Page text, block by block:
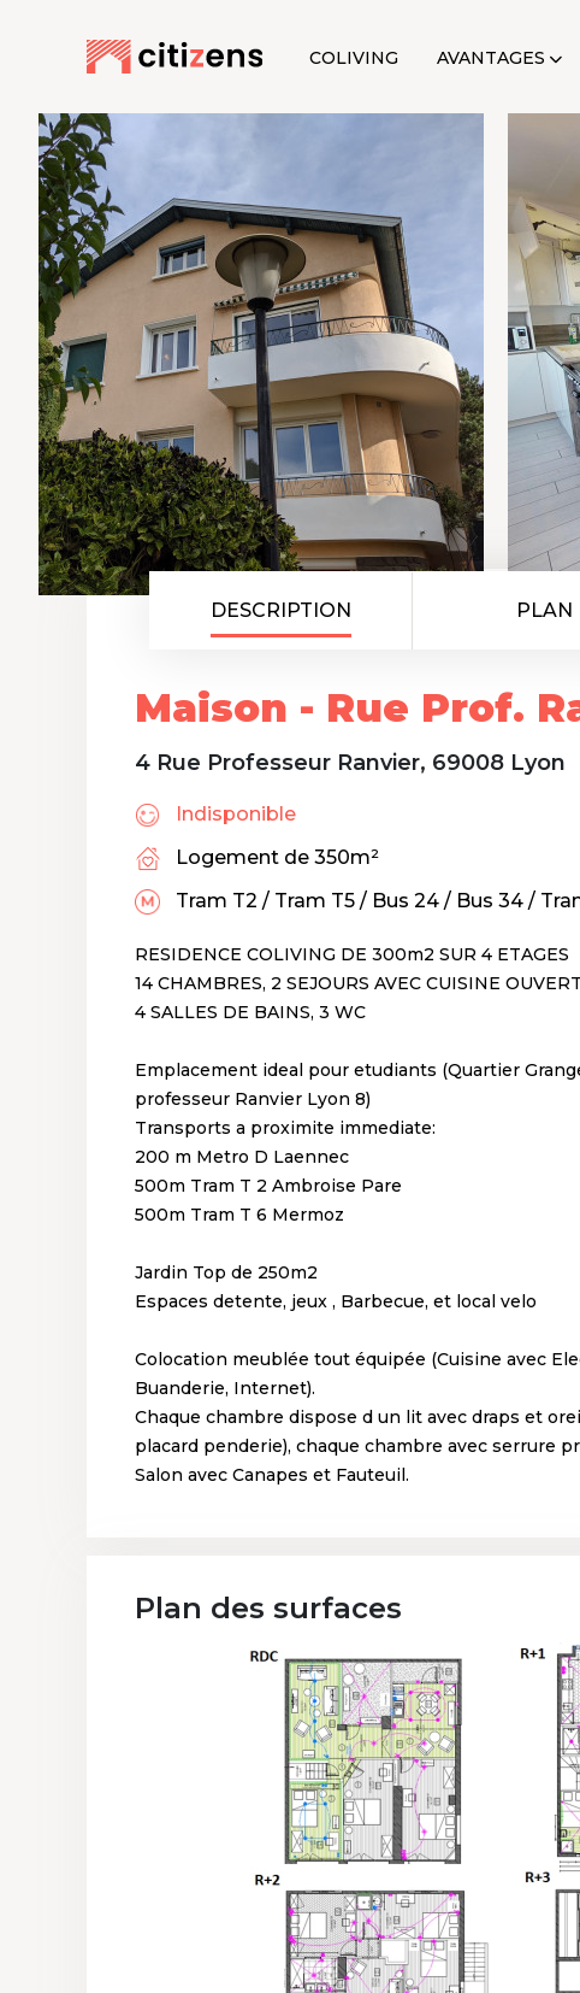
COLIVING AVANTAGES
DESCRIPTION PLAN
Maison - Rue Prof.
4 Rue Professeur Ranvier, 69008 Lyon
Indisponible
Logement de 350m²
Tram T2 / Tram T5 / Bus 24 / Bus 34 /
RESIDENCE COLIVING DE 300m2 SUR 4 ETAGES
14 CHAMBRES, 2 SEJOURS AVEC CUISINE
4 SALLES DE BAINS, 3 WC
Emplacement ideal pour etudiants (Quartier
professeur Ranvier Lyon 8)
Transports a proximite immediate:
200 m Metro D Laennec
500m Tram T 2 Ambroise Pare
500m Tram T 6 Mermoz
Jardin Top de 250m2
Espaces detente, jeux , Barbecue, et local velo
Colocation meublée tout équipée (Cuisine avec
Buanderie, Internet).
Chaque chambre dispose d un lit avec draps et
placard penderie), chaque chambre avec serrure
Salon avec Canapes et Fauteuil.
Plan des surfaces